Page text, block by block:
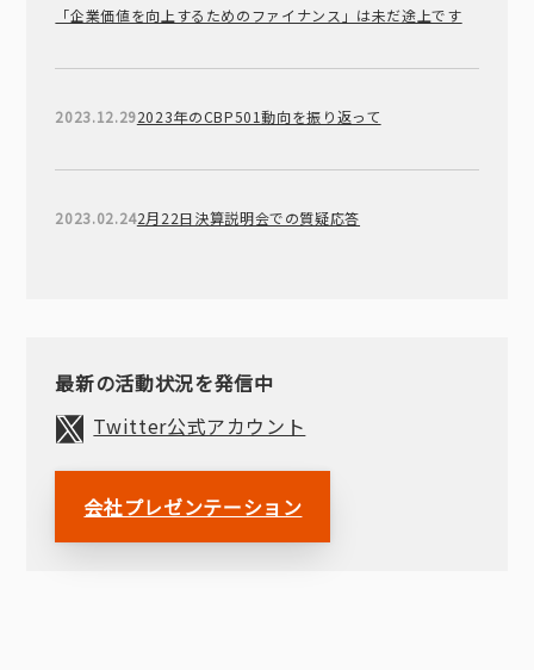
「企業価値を向上するためのファイナンス」は未だ途上です
2023.12.292023年のCBP501動向を振り返って
2023.02.242月22日決算説明会での質疑応答
最新の活動状況を発信中
Twitter公式アカウント
会社プレゼンテーション